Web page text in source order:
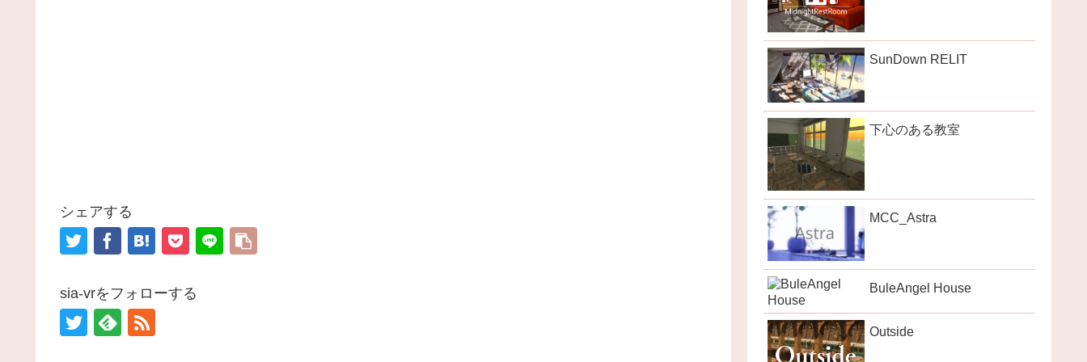
シェアする
sia-vrをフォローする
SunDown RELIT
下心のある教室
MCC_Astra
BuleAngel House
Outside